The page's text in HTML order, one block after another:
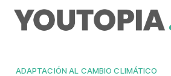
ADAPTACIÓN AL CAMBIO CLIMÁTICO